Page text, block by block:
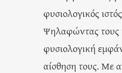
φυσιολογικός
Ψηλαφώντας τους
φυσιολογική
αίσθηση τους. Με